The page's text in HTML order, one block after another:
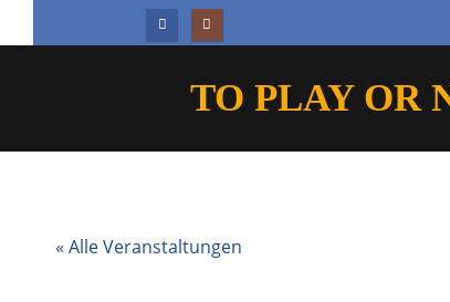
TO PLAY OR
« Alle Veranstaltungen